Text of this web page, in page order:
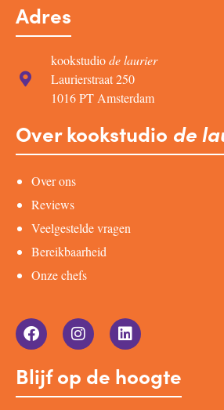
Adres
kookstudiode laurier
Laurierstraat 250
1016 PT Amsterdam
Over kookstudio de
Over ons
Reviews
Veelgestelde vragen
Bereikbaarheid
Onze chefs
Blijf op de hoogte